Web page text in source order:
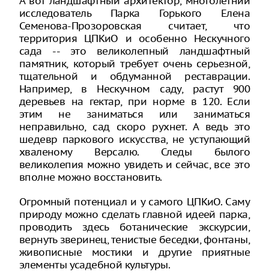
исследователь Парка Горького Елена
Семенова-Прозоровская считает, что
территория ЦПКиО и особенно Нескучного
сада -- это великолепный ландшафтный
памятник, который требует очень серьезной,
тщательной и обдуманной реставрации.
Например, в Нескучном саду, растут 900
деревьев на гектар, при норме в 120. Если
этим не заниматься или заниматься
неправильно, сад скоро рухнет. А ведь это
шедевр паркового искусства, не уступающий
хваленому Версалю. Следы былого
великолепия можно увидеть и сейчас, все это
вполне можно восстановить.
Огромный потенциал и у самого ЦПКиО. Саму
природу можно сделать главной идеей парка,
проводить здесь ботанические экскурсии,
вернуть зверинец, тенистые беседки, фонтаны,
живописные мостики и другие приятные
элементы усадебной культуры.